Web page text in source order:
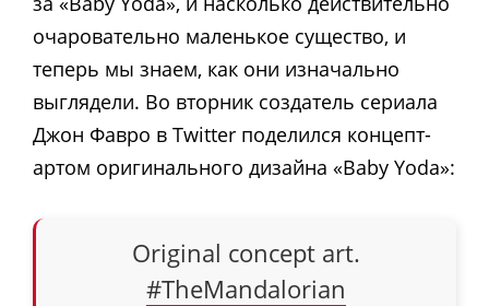
очаровательно маленькое существо, и
теперь мы знаем, как они изначально
выглядели. Во вторник создатель сериала
Джон Фавро в Twitter поделился концепт-
артом оригинального дизайна «Baby Yoda»:
Original concept art.
#TheMandalorian